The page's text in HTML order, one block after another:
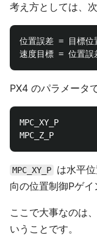
考え方としては、
位置誤差 = 目標
PX4 のパラメータ
MPC_XY_P
MPC_XY_P は水平位
向の位置制御Pゲイ
ここで大事なのは
いうことです。